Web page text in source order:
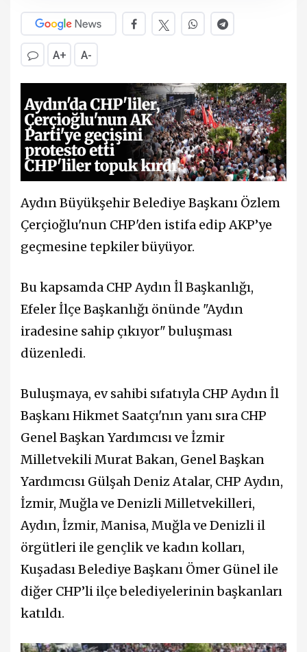
A+ A-
Aydın Büyükşehir Belediye Başkanı Özlem
Çerçioğlu'nun CHP'den istifa edip AKP’ye
geçmesine tepkiler büyüyor.
Bu kapsamda CHP Aydın İl Başkanlığı,
Efeler İlçe Başkanlığı önünde "Aydın
iradesine sahip çıkıyor" buluşması
düzenledi.
Buluşmaya, ev sahibi sıfatıyla CHP Aydın İl
Başkanı Hikmet Saatçı'nın yanı sıra CHP
Genel Başkan Yardımcısı ve İzmir
Milletvekili Murat Bakan, Genel Başkan
Yardımcısı Gülşah Deniz Atalar, CHP Aydın,
İzmir, Muğla ve Denizli Milletvekilleri,
Aydın, İzmir, Manisa, Muğla ve Denizli il
örgütleri ile gençlik ve kadın kolları,
Kuşadası Belediye Başkanı Ömer Günel ile
diğer CHP’li ilçe belediyelerinin başkanları
katıldı.